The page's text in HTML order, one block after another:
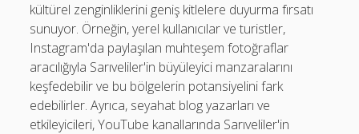
kültürel zenginliklerini geniş kitlelere duyurma fırsatı
sunuyor. Örneğin, yerel kullanıcılar ve turistler,
Instagram'da paylaşılan muhteşem fotoğraflar
aracılığıyla Sarıveliler'in büyüleyici manzaralarını
keşfedebilir ve bu bölgelerin potansiyelini fark
edebilirler. Ayrıca, seyahat blog yazarları ve
etkileyicileri, YouTube kanallarında Sarıveliler'in